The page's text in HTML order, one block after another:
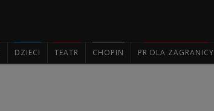
DZIECI TEATR CHOPIN PR DLA ZAGRANICY